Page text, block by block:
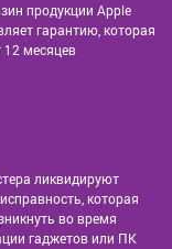
продукции Apple
гарантию, которая
12 месяцев
ликвидируют
которая
во время
гаджетов или ПК